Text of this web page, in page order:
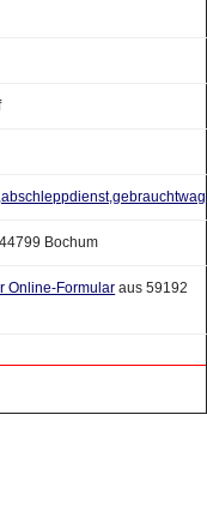
Bochum
Online-Formular aus 59192